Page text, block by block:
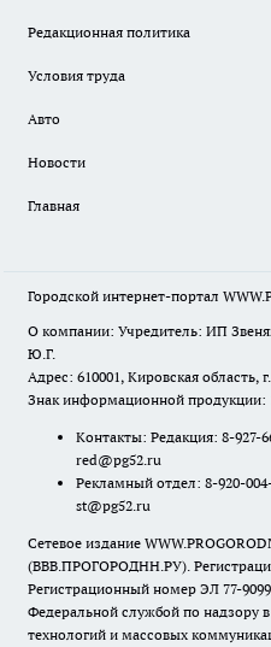
Редакционная политика
Условия труда
Авто
Новости
Главная
Городской интернет-портал
О компании: Учредитель: ИП
Ю.Г.
Адрес: 610001, Кировская область,
Знак информационной продукции:
Контакты: Редакция: 8-927-
red@pg52.ru
Рекламный отдел: 8-920-
st@pg52.ru
Сетевое издание
(ВВВ.ПРОГОРОДНН.РУ).
Регистрационный номер ЭЛ 77-
Федеральной службой по надзору
технологий и массовых